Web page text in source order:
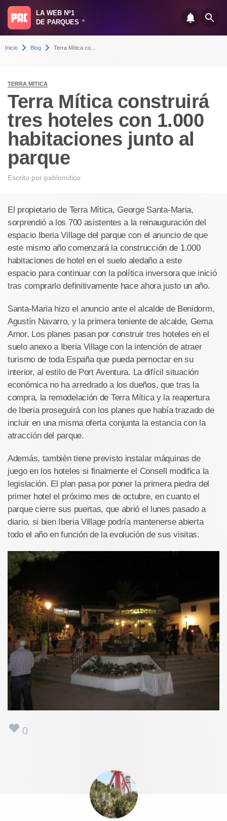
LA WEB Nº1
DE PARQUES
®
Inicio Blog Terra Mítica co...
TERRA MITICA
Terra Mítica construirá
tres hoteles con 1.000
habitaciones junto al
parque
Escrito por pablomitico
El propietario de Terra Mítica, George Santa-Maria,
sorprendió a los 700 asistentes a la reinauguración del
espacio Iberia Village del parque con el anuncio de que
este mismo año comenzará la construcción de 1.000
habitaciones de hotel en el suelo aledaño a este
espacio para continuar con la política inversora que inició
tras comprarlo definitivamente hace ahora justo un año.
Santa-Maria hizo el anuncio ante el alcalde de Benidorm,
Agustín Navarro, y la primera teniente de alcalde, Gema
Amor. Los planes pasan por construir tres hoteles en el
suelo anexo a Iberia Village con la intención de atraer
turismo de toda España que pueda pernoctar en su
interior, al estilo de Port Aventura. La difícil situación
económica no ha arredrado a los dueños, que tras la
compra, la remodelación de Terra Mítica y la reapertura
de Iberia proseguirá con los planes que había trazado de
incluir en una misma oferta conjunta la estancia con la
atracción del parque.
Además, también tiene previsto instalar máquinas de
juego en los hoteles si finalmente el Consell modifica la
legislación. El plan pasa por poner la primera piedra del
primer hotel el próximo mes de octubre, en cuanto el
parque cierre sus puertas, que abrió el lunes pasado a
diario, si bien Iberia Village podría mantenerse abierta
todo el año en función de la evolución de sus visitas.
0